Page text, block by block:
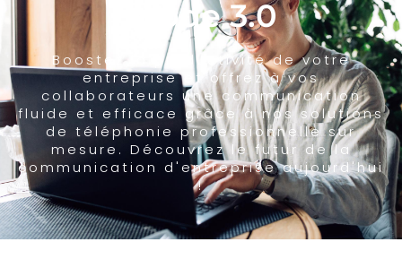
mode 3.0
Boostez la productivité de votre
entreprise et offrez à vos
collaborateurs une communication
fluide et efficace grâce à nos solutions
de téléphonie professionnelle sur
mesure. Découvrez le futur de la
communication d'entreprise aujourd'hui
!